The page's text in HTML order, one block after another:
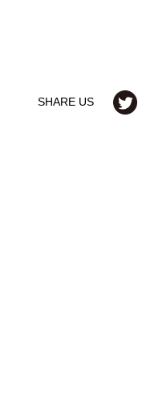
SHARE US